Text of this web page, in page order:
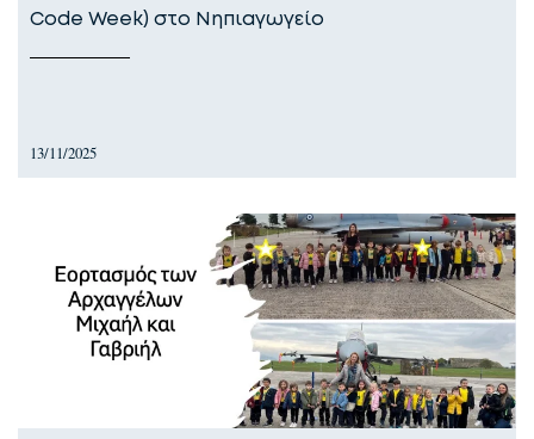
Code Week) στο Νηπιαγωγείο
13/11/2025